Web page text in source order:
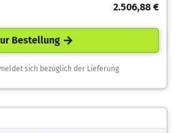
2.506,88 €
Bestellung
sich bezüglich der Lieferung